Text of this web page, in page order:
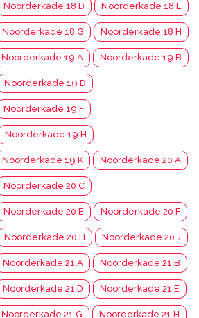
Noorderkade 18 D Noorderkade 18 E
Noorderkade 18 G Noorderkade 18 H
Noorderkade 19 A Noorderkade 19 B
Noorderkade 19 D
Noorderkade 19 F
Noorderkade 19 H
Noorderkade 19 K Noorderkade 20 A
Noorderkade 20 C
Noorderkade 20 E Noorderkade 20 F
Noorderkade 20 H Noorderkade 20 J
Noorderkade 21 A Noorderkade 21 B
Noorderkade 21 D Noorderkade 21 E
Noorderkade 21 G Noorderkade 21 H